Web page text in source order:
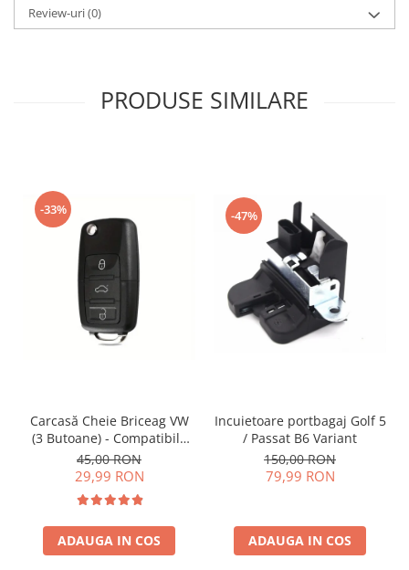
Review-uri(0)
PRODUSE SIMILARE
-33%
Carcasă Cheie Briceag VW
(3 Butoane) - Compatibilă
Golf 5, Jetta, Touran etc
45,00 RON
29,99 RON
ADAUGA IN COS
-47%
Incuietoare portbagaj Golf 5
/ Passat B6 Variant
150,00 RON
79,99 RON
ADAUGA IN COS